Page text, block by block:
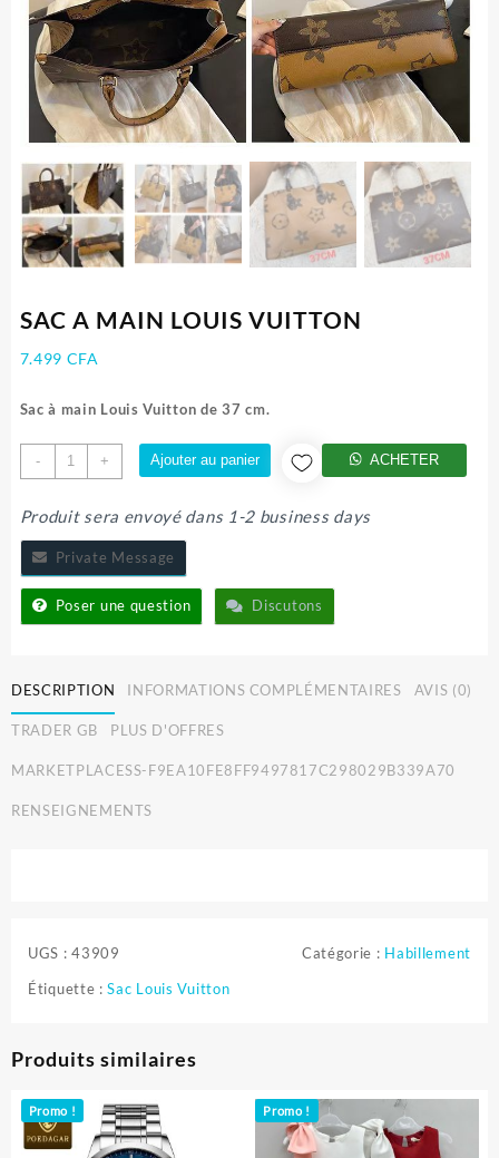
SAC A MAIN LOUIS VUITTON
7.499 CFA
Sac à main Louis Vuitton de 37 cm.
-
quantité
de
A
MAIN
LOUIS
VUITTON
+ Ajouter au panier ACHETER
Produit sera envoyé dans 1-2 business days
Private Message
Poser une question Discutons
DESCRIPTION INFORMATIONS COMPLÉMENTAIRES AVIS (0)
TRADER GB PLUS D'OFFRES
MARKETPLACESS-F9EA10FE8FF9497817C298029B339A70
RENSEIGNEMENTS
UGS :43909 Catégorie : Habillement
Étiquette :Sac Louis Vuitton
Produits similaires
Promo ! Promo !